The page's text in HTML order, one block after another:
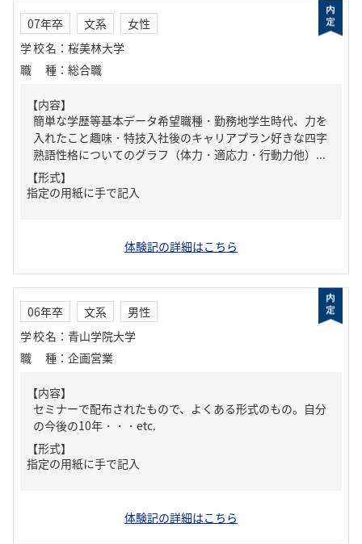
07年卒 文系
女性
学校名 ： 桜美林大学
職種 ： 総合職
【内容】
簡単な学歴等基本データ希望職種・勤務地学生時代、力を
入れたこと趣味・特技入社後のキャリアプラン好きな四字
熟語性格についてのグラフ（体力・適応力・行動力他）...
【形式】
指定の用紙に手で記入
体験記の詳細はこちら
06年卒 文系
男性
学校名 ： 青山学院大学
職種 ： 企画営業
【内容】
セミナーで配布されたもので、よくある形式のもの。自分
の今後の10年・・・etc.
【形式】
指定の用紙に手で記入
体験記の詳細はこちら